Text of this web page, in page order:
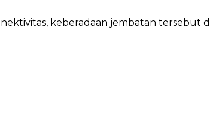
keberadaan jembatan tersebut